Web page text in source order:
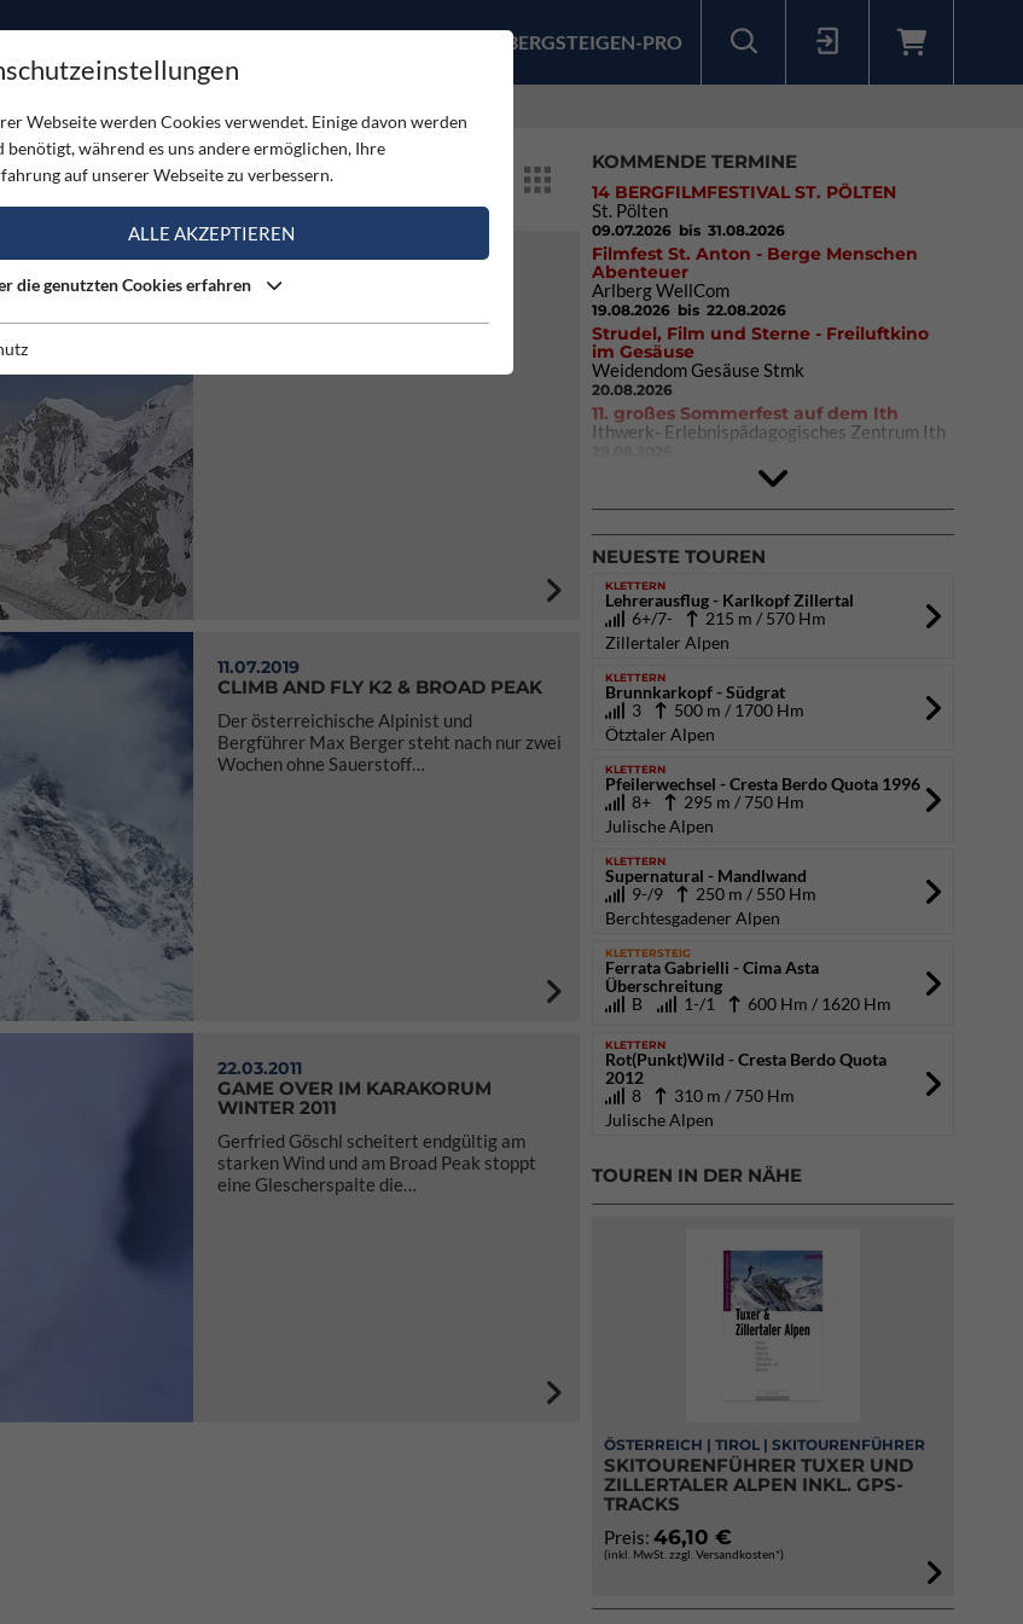
BERGSTEIGEN-PRO
20.04.2023
EDGE OF REASON
Der Dokumentarfilm von Benjamin
11.07.2019
CLIMB AND FLY K2 & BROAD PEAK
Der österreichische Alpinist und
Bergführer Max Berger steht nach nur zwei
Wochen ohne Sauerstoff…
22.03.2011
GAME OVER IM KARAKORUM
WINTER 2011
Gerfried Göschl scheitert endgültig am
starken Wind und am Broad Peak stoppt
eine Glescherspalte die…
KOMMENDE TERMINE
14 BERGFILMFESTIVAL ST. PÖLTEN
St. Pölten
09.07.2026 bis 31.08.2026
Filmfest St. Anton - Berge Menschen
Abenteuer
Arlberg WellCom
19.08.2026 bis 22.08.2026
Strudel, Film und Sterne - Freiluftkino
im Gesäuse
Weidendom Gesäuse Stmk
20.08.2026
11. großes Sommerfest auf dem Ith
Ithwerk- Erlebnispädagogisches Zentrum Ith
DAV Kletter- & Boulderzentrum München
Süd (Thalkirchen)
NEUESTE TOUREN
KLETTERN
Lehrerausflug - Karlkopf Zillertal
6+/7-
215 m / 570 Hm
Zillertaler Alpen
KLETTERN
Brunnkarkopf - Südgrat
3
500 m / 1700 Hm
Ötztaler Alpen
KLETTERN
Pfeilerwechsel - Cresta Berdo Quota 1996
8+
295 m / 750 Hm
Julische Alpen
KLETTERN
Supernatural - Mandlwand
9-/9
250 m / 550 Hm
Berchtesgadener Alpen
KLETTERSTEIG
Ferrata Gabrielli - Cima Asta
Überschreitung
B
1-/1 600 Hm / 1620 Hm
KLETTERN
Rot(Punkt)Wild - Cresta Berdo Quota
2012
8
310 m / 750 Hm
Julische Alpen
TOUREN IN DER NÄHE
ÖSTERREICH | TIROL | SKITOURENFÜHRER
SKITOURENFÜHRER TUXER UND
ZILLERTALER ALPEN INKL. GPS-
TRACKS
Preis: 46,10 €
(inkl. MwSt. zzgl. Versandkosten*)
Webseite werden Cookies verwendet. Einige davon werden
benötigt, während es uns andere ermöglichen, Ihre
auf unserer Webseite zu verbessern.
ALLE AKZEPTIEREN
die genutzten Cookies erfahren